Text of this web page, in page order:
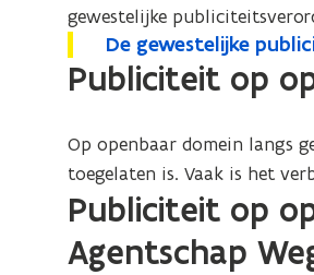
openbare
gewestelijke
D
e
w
e
s
t
o
p
t
i
n
n
De gewestelijke
D
e
g
w
e
s
t
e
Publiciteit op
Op openbaar domein langs
toegelaten is. Vaak is het
Publiciteit op
Agentschap